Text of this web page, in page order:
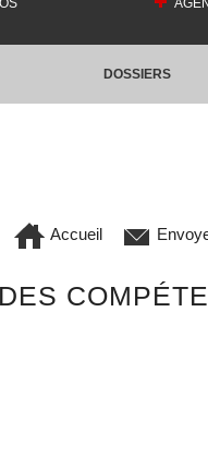
DOSSIERS
Accueil